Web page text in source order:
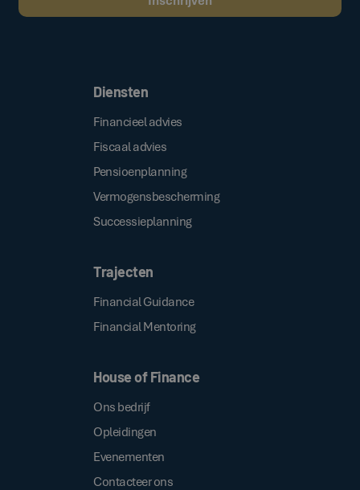
Diensten
Financieel advies
Fiscaal advies
Pensioenplanning
Vermogensbescherming
Successieplanning
Trajecten
Financial Guidance
Financial Mentoring
House of Finance
Ons bedrijf
Opleidingen
Evenementen
Contacteer ons